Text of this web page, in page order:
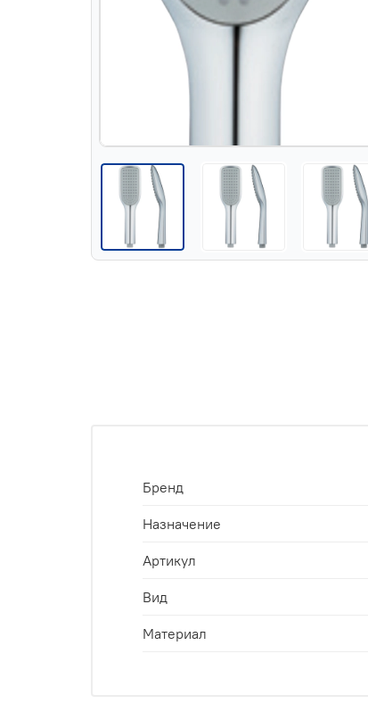
Бренд
Назначение
Артикул
Вид
Материал